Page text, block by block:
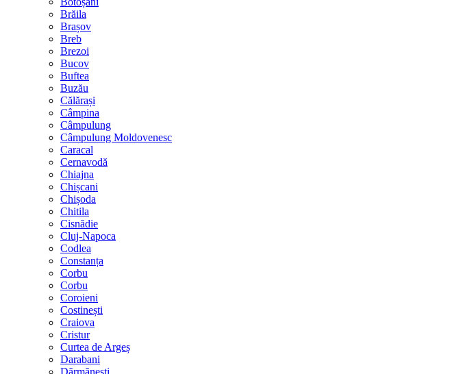
Brăila
Brașov
Breb
Brezoi
Bucov
Buftea
Buzău
Călărași
Câmpina
Câmpulung
Câmpulung Moldovenesc
Caracal
Cernavodă
Chiajna
Chișcani
Chișoda
Chitila
Cisnădie
Cluj-Napoca
Codlea
Constanța
Corbu
Corbu
Coroieni
Costinești
Craiova
Cristur
Curtea de Argeș
Darabani
Dărmănești